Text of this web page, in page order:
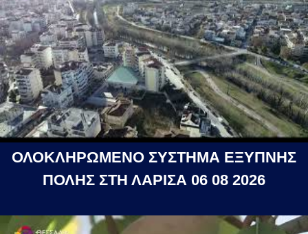
ΟΛΟΚΛΗΡΩΜΕΝΟ ΣΥΣΤΗΜΑ ΕΞΥΠΝΗΣ
ΠΟΛΗΣ ΣΤΗ ΛΑΡΙΣΑ 06 08 2026